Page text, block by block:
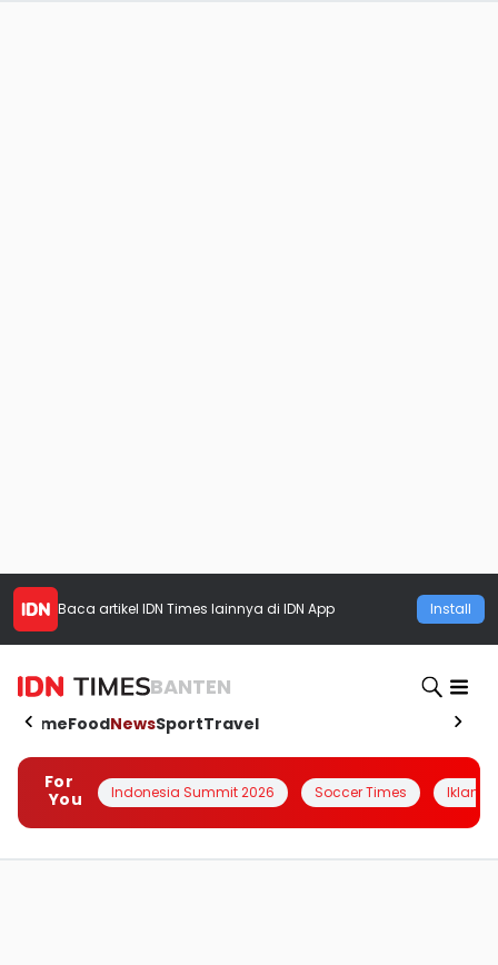
Baca artikel IDN Times lainnya di IDN App Install
BANTEN
HomeFoodNewsSportTravel
For
You
Indonesia Summit 2026 Soccer Times Iklanin